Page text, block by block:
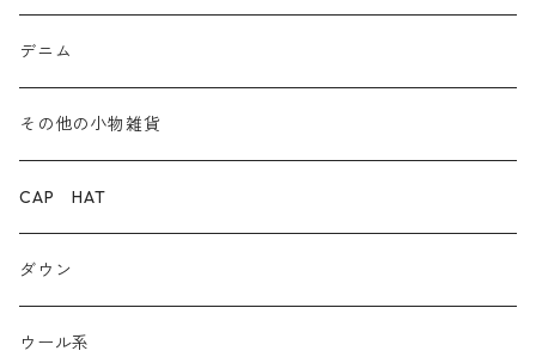
ボア
デニム
ダウン
ダンガリー
ウール系
前後２WAY
デニム
その他の小物雑貨
CAP HAT
ダウン
ウール系